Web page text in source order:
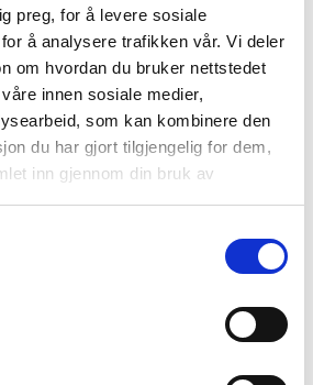
preg, for å levere sosiale
å analysere trafikken vår. Vi deler
om hvordan du bruker nettstedet
innen sosiale medier,
som kan kombinere den
du har gjort tilgjengelig for dem,
inn gjennom din bruk av
arbeid
at TV-satsingen er et resultat av
og at den nye distribusjonen gir
til et langt større publikum, sier